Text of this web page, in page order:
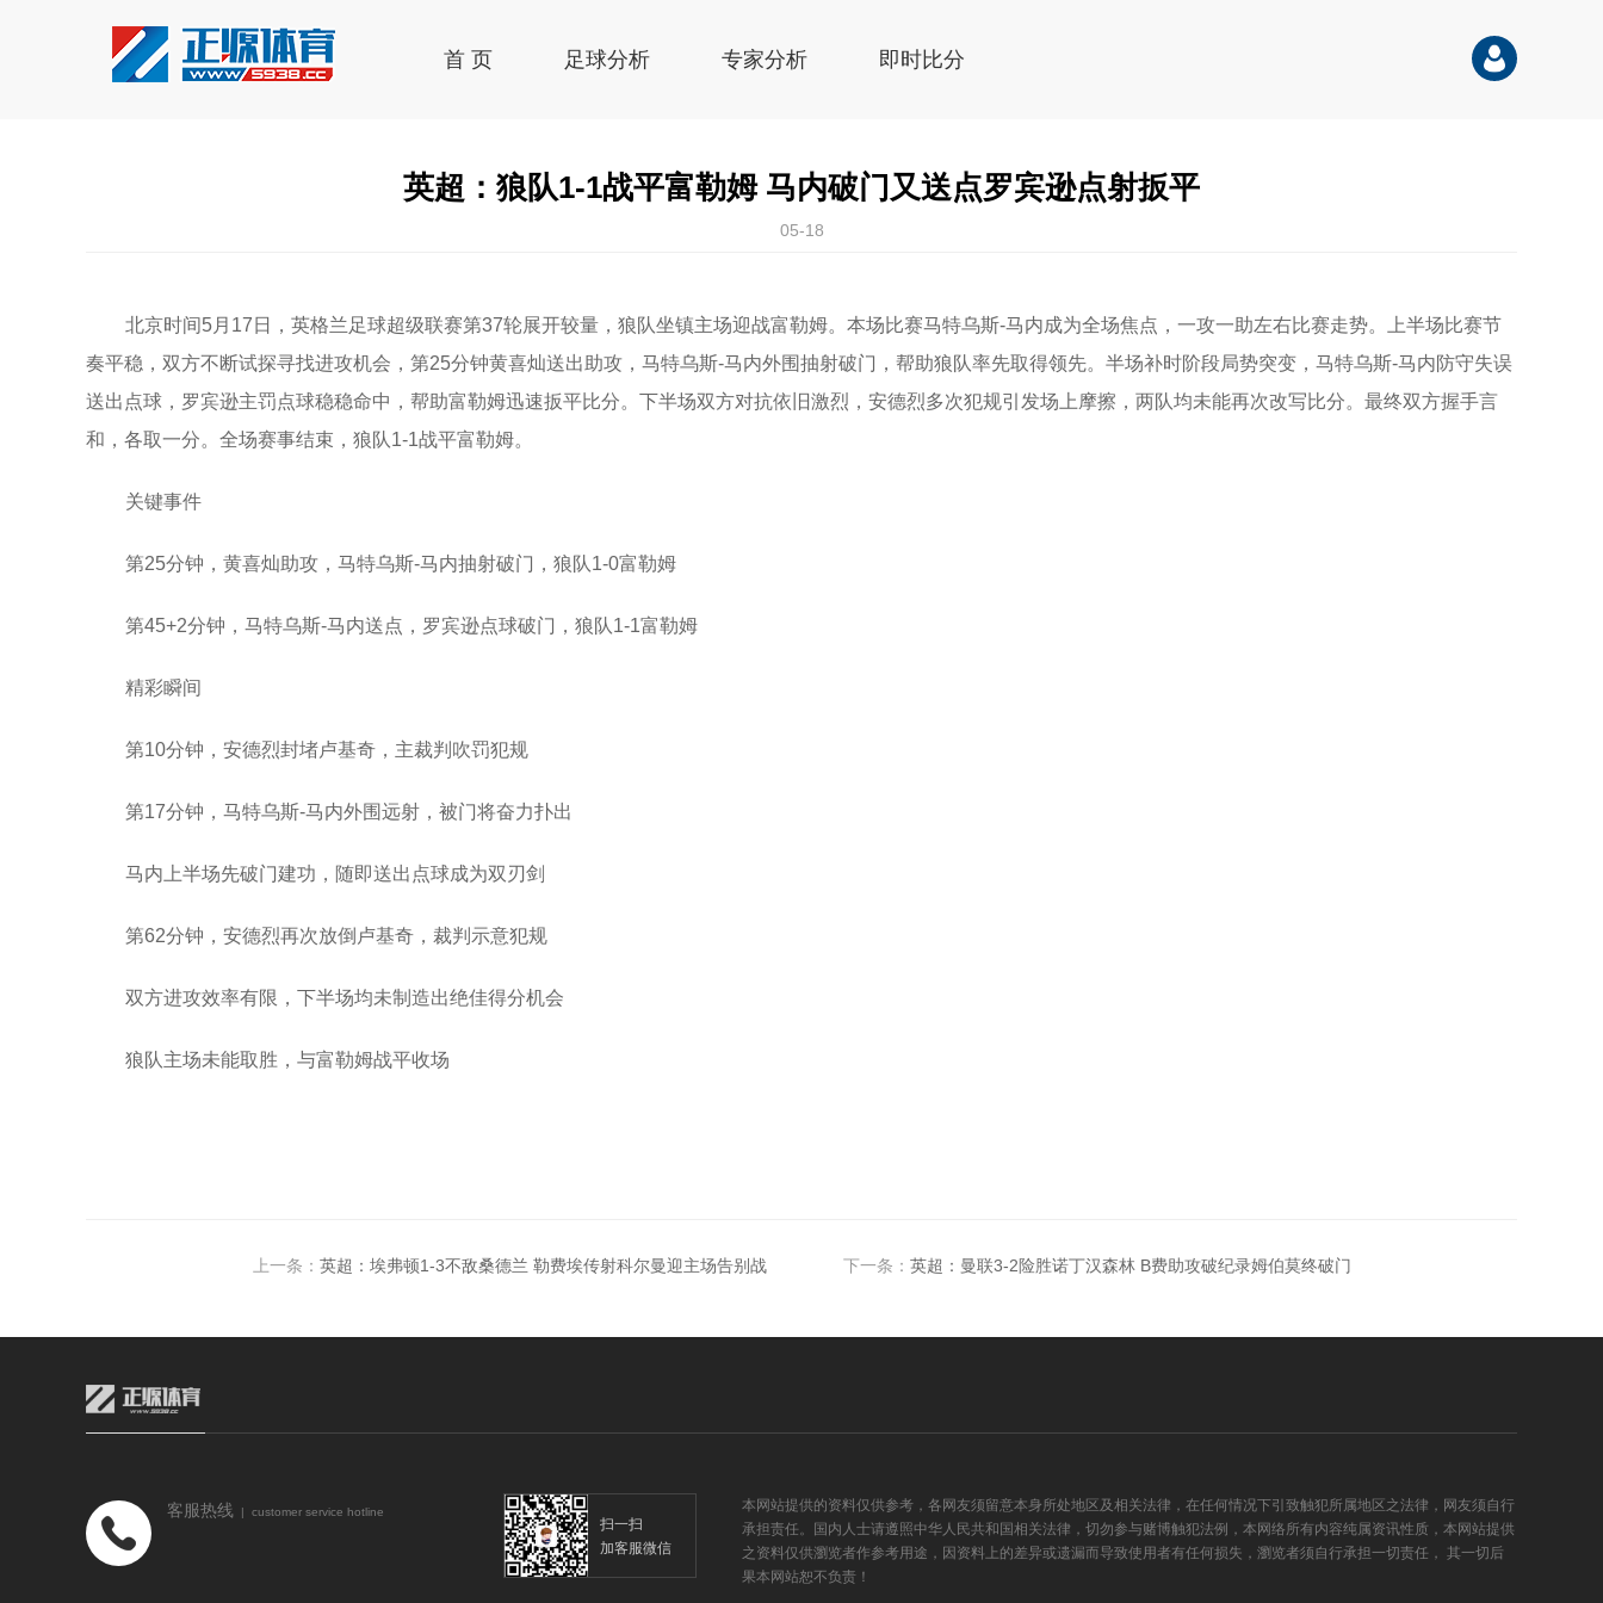
首 页 足球分析 专家分析 即时比分
英超：狼队1-1战平富勒姆 马内破门又送点罗宾逊点射扳平
05-18
北京时间5月17日，英格兰足球超级联赛第37轮展开较量，狼队坐镇主场迎战富勒姆。本场比赛马特乌斯-马内成为全场焦点，一攻一助左右比赛走势。上半场比赛节
奏平稳，双方不断试探寻找进攻机会，第25分钟黄喜灿送出助攻，马特乌斯-马内外围抽射破门，帮助狼队率先取得领先。半场补时阶段局势突变，马特乌斯-马内防守失误
送出点球，罗宾逊主罚点球稳稳命中，帮助富勒姆迅速扳平比分。下半场双方对抗依旧激烈，安德烈多次犯规引发场上摩擦，两队均未能再次改写比分。最终双方握手言
和，各取一分。全场赛事结束，狼队1-1战平富勒姆。
关键事件
第25分钟，黄喜灿助攻，马特乌斯-马内抽射破门，狼队1-0富勒姆
第45+2分钟，马特乌斯-马内送点，罗宾逊点球破门，狼队1-1富勒姆
精彩瞬间
第10分钟，安德烈封堵卢基奇，主裁判吹罚犯规
第17分钟，马特乌斯-马内外围远射，被门将奋力扑出
马内上半场先破门建功，随即送出点球成为双刃剑
第62分钟，安德烈再次放倒卢基奇，裁判示意犯规
双方进攻效率有限，下半场均未制造出绝佳得分机会
狼队主场未能取胜，与富勒姆战平收场
上一条： 英超：埃弗顿1-3不敌桑德兰 勒费埃传射科尔曼迎主场告别战 下一条： 英超：曼联3-2险胜诺丁汉森林 B费助攻破纪录姆伯莫终破门
客服热线 | customer service hotline
扫一扫
加客服微信
本网站提供的资料仅供参考，各网友须留意本身所处地区及相关法律，在任何情况下引致触犯所属地区之法律，网友须自行
承担责任。国内人士请遵照中华人民共和国相关法律，切勿参与赌博触犯法例，本网络所有内容纯属资讯性质，本网站提供
之资料仅供瀏览者作参考用途，因资料上的差异或遗漏而导致使用者有任何损失，瀏览者须自行承担一切责任， 其一切后
果本网站恕不负责！